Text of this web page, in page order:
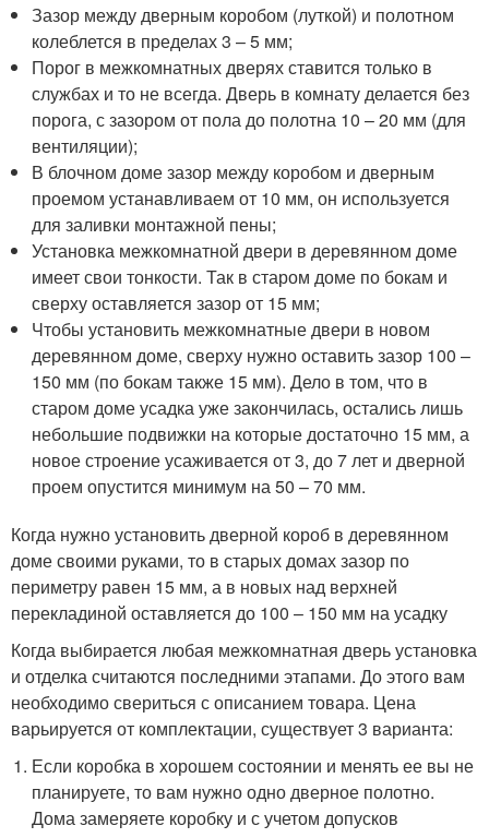
Зазор между дверным коробом (луткой) и полотном
колеблется в пределах 3 – 5 мм;
Порог в межкомнатных дверях ставится только в
службах и то не всегда. Дверь в комнату делается без
порога, с зазором от пола до полотна 10 – 20 мм (для
вентиляции);
В блочном доме зазор между коробом и дверным
проемом устанавливаем от 10 мм, он используется
для заливки монтажной пены;
Установка межкомнатной двери в деревянном доме
имеет свои тонкости. Так в старом доме по бокам и
сверху оставляется зазор от 15 мм;
Чтобы установить межкомнатные двери в новом
деревянном доме, сверху нужно оставить зазор 100 –
150 мм (по бокам также 15 мм). Дело в том, что в
старом доме усадка уже закончилась, остались лишь
небольшие подвижки на которые достаточно 15 мм, а
новое строение усаживается от 3, до 7 лет и дверной
проем опустится минимум на 50 – 70 мм.
Когда нужно установить дверной короб в деревянном
доме своими руками, то в старых домах зазор по
периметру равен 15 мм, а в новых над верхней
перекладиной оставляется до 100 – 150 мм на усадку
Когда выбирается любая межкомнатная дверь установка
и отделка считаются последними этапами. До этого вам
необходимо свериться с описанием товара. Цена
варьируется от комплектации, существует 3 варианта:
Если коробка в хорошем состоянии и менять ее вы не
планируете, то вам нужно одно дверное полотно.
Дома замеряете коробку и с учетом допусков